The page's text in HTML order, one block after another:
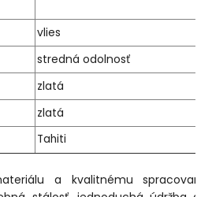
vlies
stredná odolnosť
zlatá
zlatá
Tahiti
a kvalitnému